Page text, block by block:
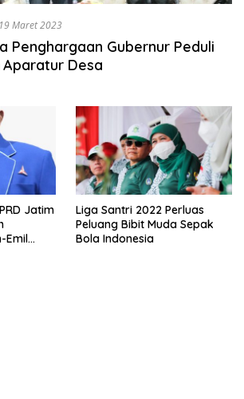
Maret 2023
Penghargaan Gubernur Peduli
Desa
Jatim
Emil
Liga Santri 2022 Perluas
Peluang Bibit Muda Sepak
Bola Indonesia